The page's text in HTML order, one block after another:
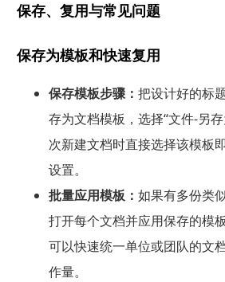
保存、复用与常见问题
保存为模板和快速复用
保存模板步骤： 把设计好的标
存为文档模板，选择“文件-另
次新建文档时直接选择该模板
设置。
批量应用模板： 如果有多份类
打开每个文档并应用保存的模
可以快速统一单位或团队的文
作量。